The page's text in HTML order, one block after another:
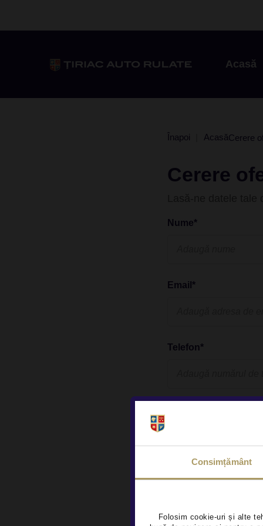
Consimțământ
Folosim cookie-uri și alte
Acasă
Înapoi AcasăCerere
Cerere
Nume*
Email*
Telefon*
Dupa completarea
detaliilor in vederea